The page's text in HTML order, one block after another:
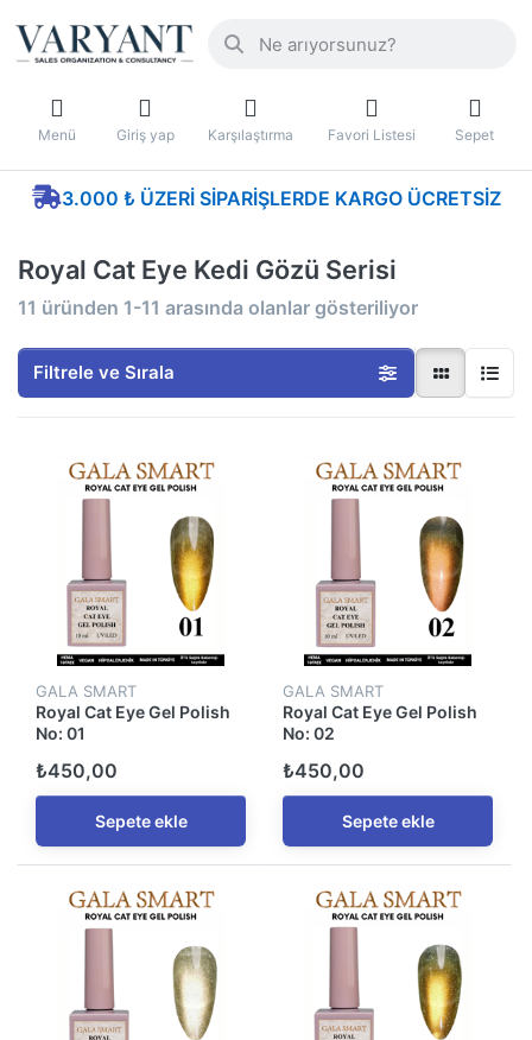
Menü Giriş yap Karşılaştırma Favori Listesi Sepet
3.000 ₺ ÜZERI SIPARIŞLERDE KARGO ÜCRETSIZ
Royal Cat Eye Kedi Gözü Serisi
11 üründen 1-11 arasında olanlar gösteriliyor
Filtrele ve Sırala
GALA SMART
Royal Cat Eye Gel Polish
No: 01
₺450,00
Sepete ekle
GALA SMART
Royal Cat Eye Gel Polish
No: 02
₺450,00
Sepete ekle